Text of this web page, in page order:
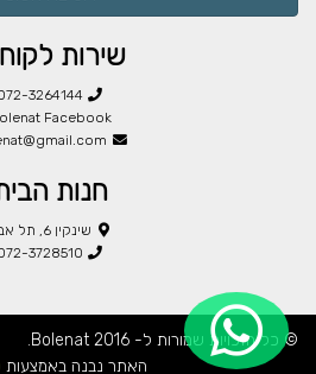
שירות
3264144
Facebook
חנות
שינקין 6, תל אביב
3728510
© כל הזכויות שמורות ל- Bolenat 2016.
האתר נבנה באמצעות